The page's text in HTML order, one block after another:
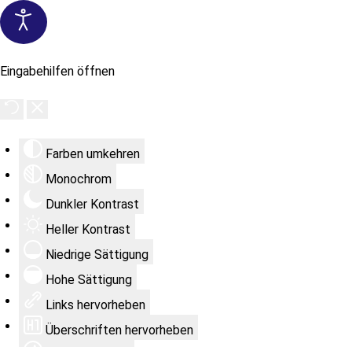
Eingabehilfen öffnen
Farben umkehren
Monochrom
Dunkler Kontrast
Heller Kontrast
Niedrige Sättigung
Hohe Sättigung
Links hervorheben
Überschriften hervorheben